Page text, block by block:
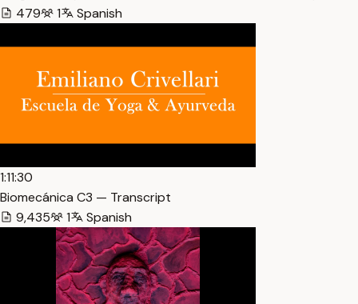
479
1 Spanish
1:11:30
Biomecánica C3 — Transcript
9,435
1 Spanish